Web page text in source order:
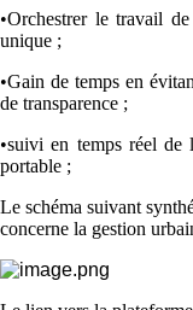
•Orchestrer le travail de
unique ;
•Gain de temps en
de transparence ;
•suivi en temps réel de
portable ;
Le schéma suivant
concerne la gestion